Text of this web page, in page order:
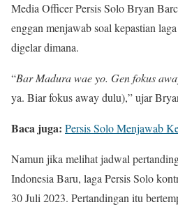
Media Officer Persis Solo Bryan
enggan menjawab soal kepastian
digelar dimana.
“Bar Madura wae yo. Gen fokus
ya. Biar fokus away dulu),” ujar
Baca juga: Persis Solo Menjawab
Namun jika melihat jadwal
Indonesia Baru, laga Persis Solo
30 Juli 2023. Pertandingan itu